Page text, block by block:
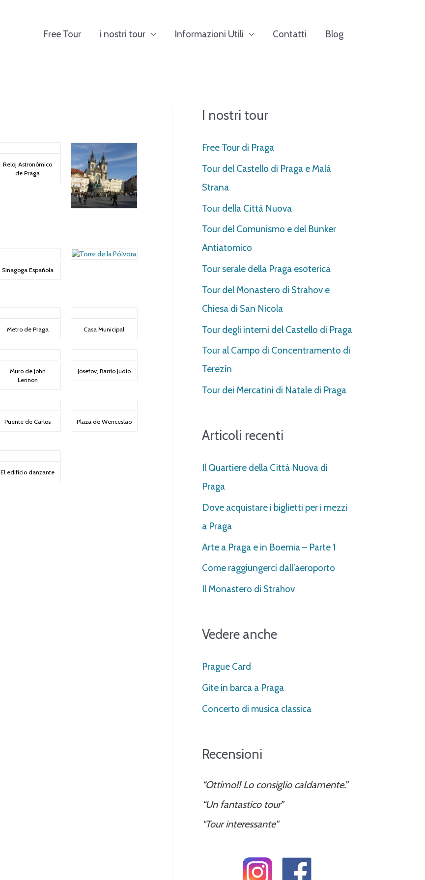
Free Tour i nostri tour Informazioni Utili Contatti Blog
Reloj Astronómico
de Praga
Sinagoga Española
Metro de Praga Casa Municipal
Muro de John
Lennon
Josefov, Barrio Judío
Puente de Carlos Plaza de Wenceslao
El edificio danzante
I nostri tour
Free Tour di Praga
Tour del Castello di Praga e Malá
Strana
Tour della Città Nuova
Tour del Comunismo e del Bunker
Antiatomico
Tour serale della Praga esoterica
Tour del Monastero di Strahov e
Chiesa di San Nicola
Tour degli interni del Castello di Praga
Tour al Campo di Concentramento di
Terezín
Tour dei Mercatini di Natale di Praga
Articoli recenti
Il Quartiere della Cittá Nuova di
Praga
Dove acquistare i biglietti per i mezzi
a Praga
Arte a Praga e in Boemia – Parte 1
Come raggiungerci dall’aeroporto
Il Monastero di Strahov
Vedere anche
Prague Card
Gite in barca a Praga
Concerto di musica classica
Recensioni
“Ottimo!! Lo consiglio caldamente.”
“Un fantastico tour”
“Tour interessante”